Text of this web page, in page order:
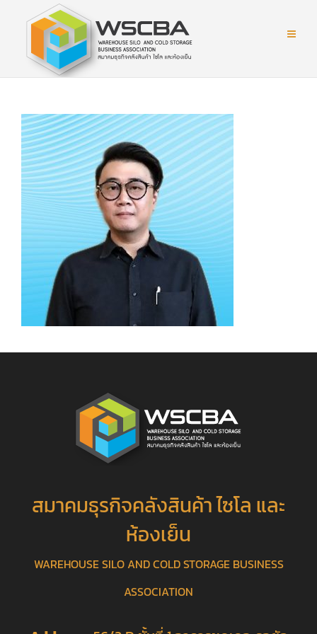
สมาคมธุรกิจคลังสินค้า ไซโล และ
ห้องเย็น
WAREHOUSE SILO AND COLD STORAGE BUSINESS
ASSOCIATION